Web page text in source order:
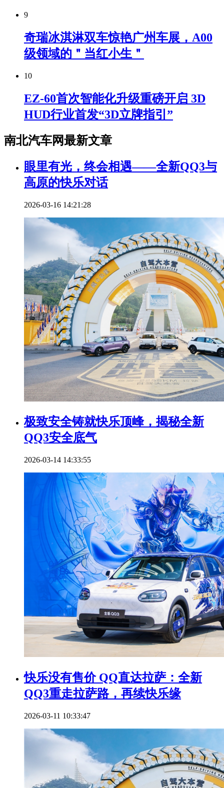
9
奇瑞冰淇淋双车惊艳广州车展，A00
级领域的＂当红小生＂
10
EZ-60首次智能化升级重磅开启 3D
HUD行业首发“3D立牌指引”
南北汽车网最新文章
眼里有光，终会相遇——全新QQ3与
高原的快乐对话
2026-03-16 14:21:28
极致安全铸就快乐顶峰，揭秘全新
QQ3安全底气
2026-03-14 14:33:55
快乐没有售价 QQ直达拉萨：全新
QQ3重走拉萨路，再续快乐缘
2026-03-11 10:33:47